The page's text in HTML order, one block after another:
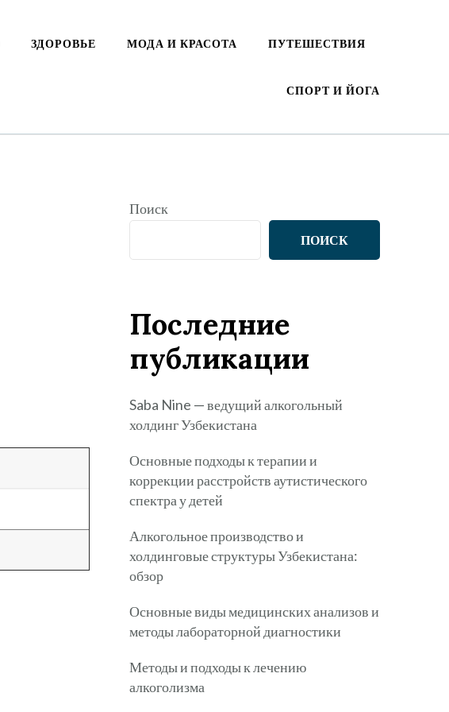
ЗДОРОВЬЕ МОДА И КРАСОТА ПУТЕШЕСТВИЯ
СПОРТ И ЙОГА
Поиск
ПОИСК
Последние
публикации
Saba Nine — ведущий алкогольный
холдинг Узбекистана
Основные подходы к терапии и
коррекции расстройств аутистического
спектра у детей
Алкогольное производство и
холдинговые структуры Узбекистана:
обзор
Основные виды медицинских анализов и
методы лабораторной диагностики
Методы и подходы к лечению
алкоголизма